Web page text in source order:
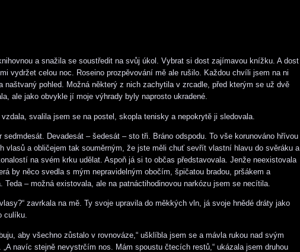
a snažila se soustředit na svůj úkol. Vybrat si dost zajímavou knížku. A dost
vydržet celou noc. Roseino prozpěvování mě ale rušilo. Každou chvíli jsem na ni
naštvaný pohled. Možná některý z nich zachytila v zrcadle, před kterým se už dvě
ale jako obvykle jí moje výhrady byly naprosto ukradené.
svalila jsem se na postel, skopla tenisky a nepokrytě ji sledovala.
sedmdesát. Devadesát – šedesát – sto tři. Bráno odspodu. To vše korunováno hřívou
vlasů a obličejem tak souměrným, že jste měli chuť sevřít vlastní hlavu do svěráku a
na svém krku udělat. Aspoň já si to občas představovala. Jenže neexistovala
by něco svedla s mým nepravidelným obočím, špičatou bradou, pršákem a
Teda – možná existovala, ale na patnáctihodinovou narkózu jsem se necítila.
zavrkala na mě. Ty svoje upravila do měkkých vln, já svoje hnědé dráty jako
culíku.
aby všechno zůstalo v rovnováze,“ ušklíbla jsem se a mávla rukou nad svým
navíc stejně nevystrčím nos. Mám spoustu čtecích restů,“ ukázala jsem druhou